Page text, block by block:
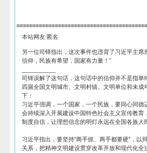
本站网友 匿名
另一位司铎指出，这次事件也违背了习近平主
信仰，民族有希望，国家有力量！”
司铎误解了这句话，这句话中的信仰并不是指
四届全国文明城市、文明村镇、文明单位和未
下：
习近平强调，一个国家，一个民族，要同心同
会持续深入开展建设中国特色社会主义宣传教
制度自信，让理想信念的明灯永远在全国各族人
习近平指出，要坚持“两手抓、两手都要硬”，
关系，把精神文明建设贯穿改革开放和现代化